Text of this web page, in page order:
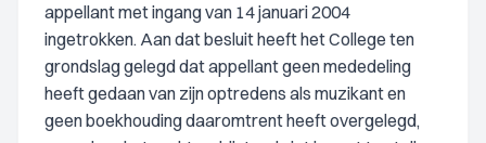
appellant met ingang van 14 januari 2004
ingetrokken. Aan dat besluit heeft het College ten
grondslag gelegd dat appellant geen mededeling
heeft gedaan van zijn optredens als muzikant en
geen boekhouding daaromtrent heeft overgelegd,